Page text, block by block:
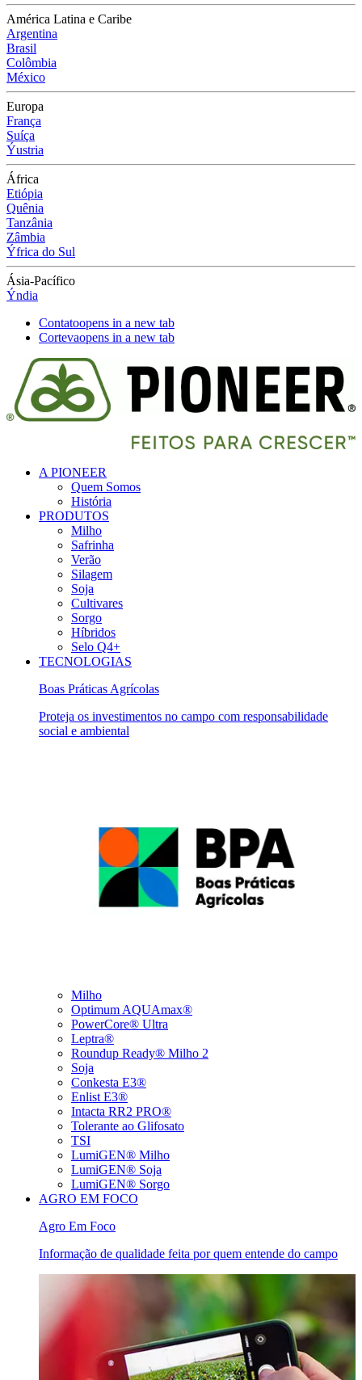
América Latina e Caribe
Argentina
Brasil
Colômbia
México
Europa
França
Suíça
Ýustria
África
Etiópia
Quênia
Tanzânia
Zâmbia
Ýfrica do Sul
Ásia-Pacífico
Ýndia
Contatoopens in a new tab
Cortevaopens in a new tab
A PIONEER
Quem Somos
História
PRODUTOS
Milho
Safrinha
Verão
Silagem
Soja
Cultivares
Sorgo
Híbridos
Selo Q4+
TECNOLOGIAS
Boas Práticas Agrícolas
Proteja os investimentos no campo com responsabilidade
social e ambiental
Milho
Optimum AQUAmax®
PowerCore® Ultra
Leptra®
Roundup Ready® Milho 2
Soja
Conkesta E3®
Enlist E3®
Intacta RR2 PRO®
Tolerante ao Glifosato
TSI
LumiGEN® Milho
LumiGEN® Soja
LumiGEN® Sorgo
AGRO EM FOCO
Agro Em Foco
Informação de qualidade feita por quem entende do campo